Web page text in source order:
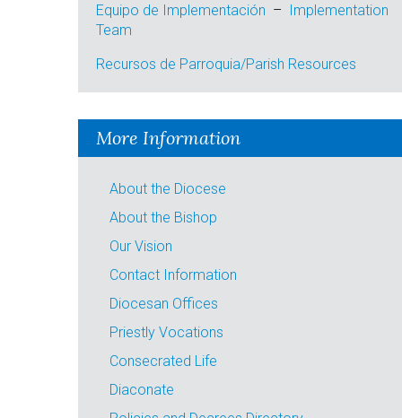
Equipo de Implementación – Implementation
Team
Recursos de Parroquia/Parish Resources
More Information
About the Diocese
About the Bishop
Our Vision
Contact Information
Diocesan Offices
Priestly Vocations
Consecrated Life
Diaconate